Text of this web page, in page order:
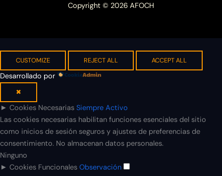
Copyright © 2026 AFOCH
CUSTOMIZE REJECT ALL ACCEPT ALL
Desarrollado por
✖
► Cookies Necesarias Siempre Activo
Las cookies necesarias habilitan funciones esenciales del sitio
como inicios de sesión seguros y ajustes de preferencias de
consentimiento. No almacenan datos personales.
Ninguno
► Cookies Funcionales Observación